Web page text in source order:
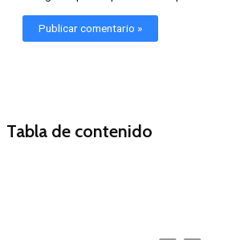
Tabla de contenido